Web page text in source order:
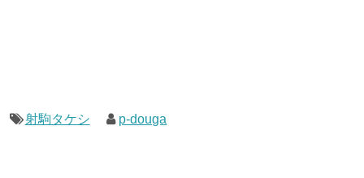
射駒タケシ p-douga